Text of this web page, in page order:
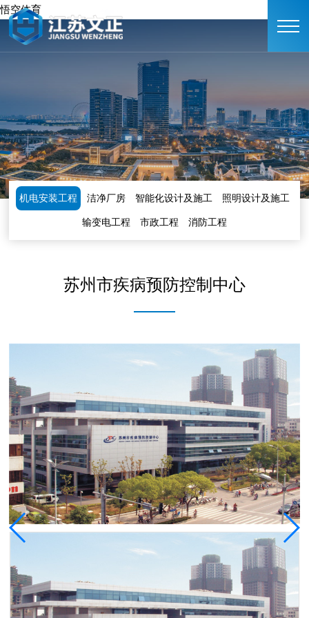
悟空体育
机电安装工程 洁净厂房 智能化设计及施工 照明设计及施工
输变电工程 市政工程 消防工程
苏州市疾病预防控制中心